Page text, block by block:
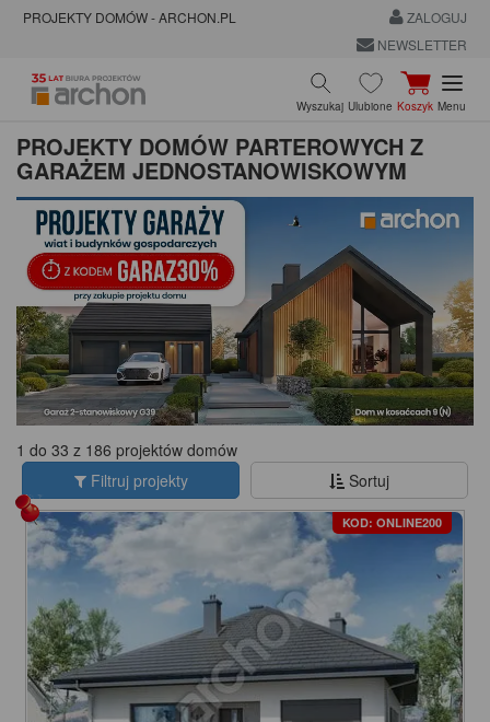
PROJEKTY DOMÓW - ARCHON.PL
ZALOGUJ
NEWSLETTER
Wyszukaj Ulubione Koszyk Menu
PROJEKTY DOMÓW PARTEROWYCH Z
GARAŻEM JEDNOSTANOWISKOWYM
1 do 33 z 186 projektów domów
Filtruj projekty
Sortuj
KOD: ONLINE200